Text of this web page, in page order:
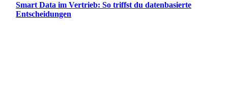
Smart Data im Vertrieb: So triffst du datenbasierte
Entscheidungen